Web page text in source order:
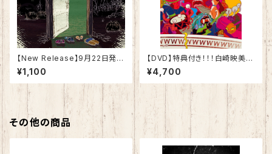
【New Release】9月22日発
売！！！3曲入りCD「更地のうた」
¥1,100
【DVD】特典付き！！！白崎映美＆
東北6県ろ~るショー!! DVD
『実録!!夏のぜんぶのせフェステ
ィバル -渋谷 2015-』
¥4,700
その他の商品